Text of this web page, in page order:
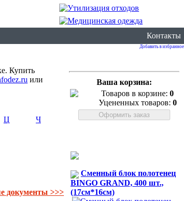
Контакты
Добавить в избранное
Купить
или
Ц Ч
документы >>>
Ваша корзина:
Товаров в корзине: 0
Уцененных товаров: 0
Сменный блок полотенец
BINGO GRAND, 400 шт.,
(17см*16см)